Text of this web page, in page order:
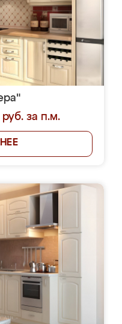
за п.м.